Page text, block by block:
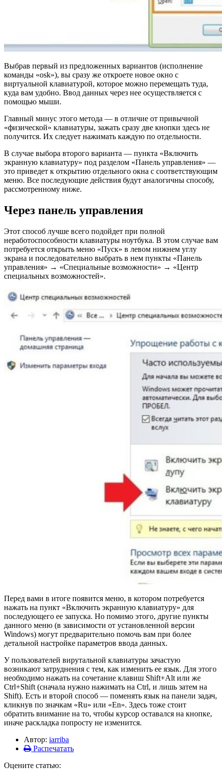
Выбрав первый из предложенных вариантов (исполнение
команды «osk»), вы сразу же откроете новое окно с
виртуальной клавиатурой, которое можно перемещать туда,
куда вам удобно. Ввод данных через нее осуществляется с
помощью мыши.
Главный минус этого метода — в отличие от привычной
«физической» клавиатуры, зажать сразу две кнопки здесь не
получится. Их следует нажимать каждую по отдельности.
В случае выбора второго варианта — пункта «Включить
экранную клавиатуру» под разделом «Панель управления» —
это приведет к открытию отдельного окна с соответствующим
меню. Все последующие действия будут аналогичны способу,
рассмотренному ниже.
Через панель управления
Этот способ лучше всего подойдет при полной
неработоспособности клавиатуры ноутбука. В этом случае вам
потребуется открыть меню «Пуск» в левом нижнем углу
экрана и последовательно выбрать в нем пункты «Панель
управления» → «Специальные возможности» → «Центр
специальных возможностей».
Перед вами в итоге появится меню, в котором потребуется
нажать на пункт «Включить экранную клавиатуру» для
последующего ее запуска. Но помимо этого, другие пункты
данного меню (в зависимости от установленной версии
Windows) могут предварительно помочь вам при более
детальной настройке параметров ввода данных.
У пользователей вирутальной клавиатуры зачастую
возникают затруднения с тем, как изменить ее язык. Для этого
необходимо нажать на сочетание клавиш Shift+Alt или же
Ctrl+Shift (сначала нужно нажимать на Ctrl, и лишь затем на
Shift). Есть и второй способ — поменять язык на панели задач,
кликнув по значкам «Ru» или «En». Здесь тоже стоит
обратить внимание на то, чтобы курсор оставался на кнопке,
иначе раскладка попросту не изменится.
Автор: iarriba
Распечатать
Оцените статью: